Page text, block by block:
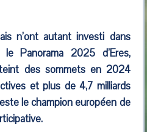
n’ont autant investi dans
le Panorama 2025 d’Eres,
des sommets en 2024
et plus de 4,7 milliards
le champion européen de